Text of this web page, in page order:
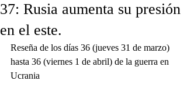
37: Rusia aumenta su presión
en el este.
Reseña de los días 36 (jueves 31 de marzo)
hasta 36 (viernes 1 de abril) de la guerra en
Ucrania